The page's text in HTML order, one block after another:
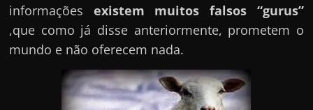
informações existem muitos falsos “gurus”
,que como já disse anteriormente, prometem o
mundo e não oferecem nada.